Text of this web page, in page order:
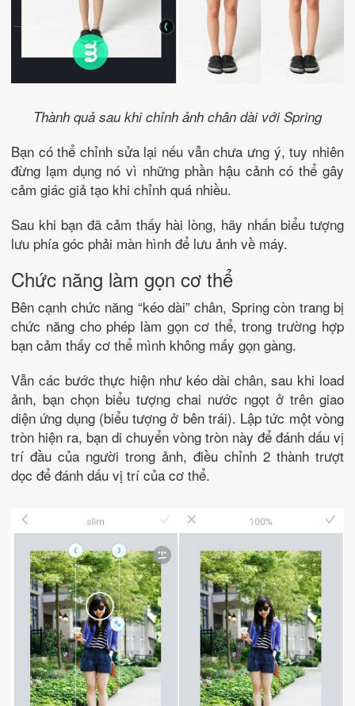
Thành quả sau khi chỉnh ảnh chân dài với Spring
Bạn có thể chỉnh sửa lại nếu vẫn chưa ưng ý, tuy nhiên
đừng lạm dụng nó vì những phần hậu cảnh có thể gây
cảm giác giả tạo khi chỉnh quá nhiều.
Sau khi bạn đã cảm thấy hài lòng, hãy nhấn biểu tượng
lưu phía góc phải màn hình để lưu ảnh về máy.
Chức năng làm gọn cơ thể
Bên cạnh chức năng “kéo dài” chân, Spring còn trang bị
chức năng cho phép làm gọn cơ thể, trong trường hợp
bạn cảm thấy cơ thể mình không mấy gọn gàng.
Vẫn các bước thực hiện như kéo dài chân, sau khi load
ảnh, bạn chọn biểu tượng chai nước ngọt ở trên giao
diện ứng dụng (biểu tượng ở bên trái). Lập tức một vòng
tròn hiện ra, bạn di chuyển vòng tròn này để đánh dấu vị
trí đầu của người trong ảnh, điều chỉnh 2 thành trượt
dọc để đánh dấu vị trí của cơ thể.